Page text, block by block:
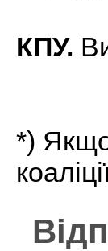
КПУ.
*) Якщо